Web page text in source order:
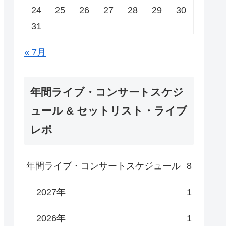
24 25 26 27 28 29
30
31
« 7月
年間ライブ・コンサートスケジ
ュール & セットリスト・ライブ
レポ
年間ライブ・コンサートスケジュール 8
2027年 1
2026年 1